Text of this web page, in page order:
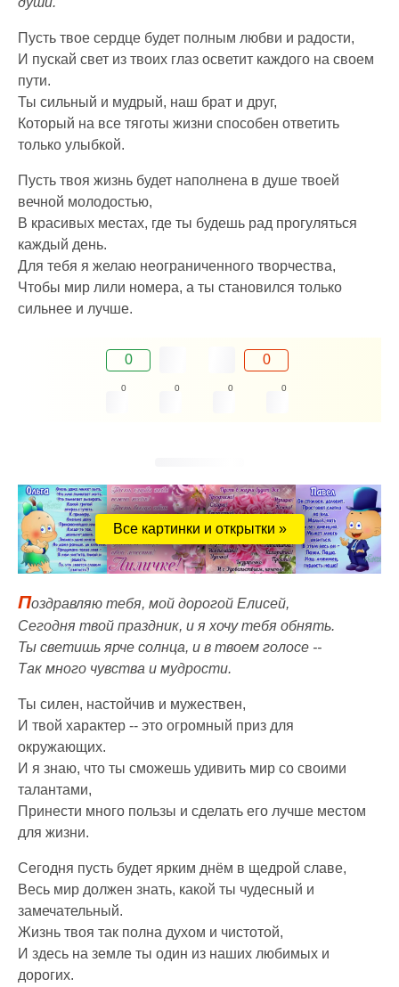
Пусть твое сердце будет полным любви и радости,
И пускай свет из твоих глаз осветит каждого на своем
пути.
Ты сильный и мудрый, наш брат и друг,
Который на все тяготы жизни способен ответить
только улыбкой.
Пусть твоя жизнь будет наполнена в душе твоей
вечной молодостью,
В красивых местах, где ты будешь рад прогуляться
каждый день.
Для тебя я желаю неограниченного творчества,
Чтобы мир лили номера, а ты становился только
сильнее и лучше.
0 0
0 0 0 0
Все картинки и открытки »
Поздравляю тебя, мой дорогой Елисей,
Сегодня твой праздник, и я хочу тебя обнять.
Ты светишь ярче солнца, и в твоем голосе --
Так много чувства и мудрости.
Ты силен, настойчив и мужествен,
И твой характер -- это огромный приз для
окружающих.
И я знаю, что ты сможешь удивить мир со своими
талантами,
Принести много пользы и сделать его лучше местом
для жизни.
Сегодня пусть будет ярким днём в щедрой славе,
Весь мир должен знать, какой ты чудесный и
замечательный.
Жизнь твоя так полна духом и чистотой,
И здесь на земле ты один из наших любимых и
дорогих.